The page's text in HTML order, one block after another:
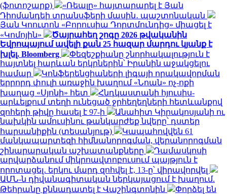
(ֆոտոշարք)
«Ռեալը» հայտարարել է Յան
Դիոմանդեի տրանսֆերի մասին․ պաշտոնական
Յան Կոուտոն «Բորուսիա Դորտմունդից» միացել է
«Կոմոյին»
Ծայրահեղ շոգը 2026 թվականին
Եվրոպայում ավելի քան 25 հազար մարդու կյանք է
խլել. Bloomberg
Փեզեշքիանը շնորհակալություն է
հայտնել հարևան երկրներին՝ Իրանին աջակցելու
համար
Կոնֆերենցիաների լիգայի որակավորման
երրորդ փուլի առաջին խաղում «Նոան» ոչ-ոքի
խաղաց «Սյոնի» հետ
Հնդկաստանի հյուսիս-
արևելքում տեղի ունեցած ջրհեղեղների հետևանքով
զոհերի թիվը հասել է 97-ի
Անահիտ Կիրակոսյանի ու
նախկին ամուսինու թանկարժեք նվերը՝ դստեր
հարսանիքին (տեսանյութ)
Կապահովվեն 61
մանկապարտեզի հիմնանորոգման, վերանորոգման
շինարարական աշխատանքները
Դամասկոսի
արվարձանում միկրոավտոբուսում պայթյուն է
որոտացել․ երկու մարդ զոհվել է, 13-ը՝ վիրավորվել
ԱՄՆ-ն դիվանագիտական ներկայացում է խաղում.
Թեհրանը քննադատել է Վաշինգտոնին
Փորձել են